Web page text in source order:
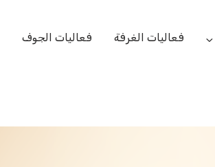
فعاليات الغرفة فعاليات الجوف